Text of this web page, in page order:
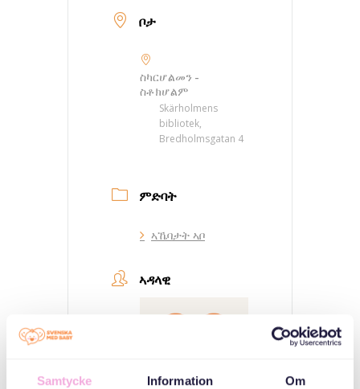
Samtycke Information Om
ቦታ
ስካርሆልመን -
ስቶክሆልም
Skärholmens
bibliotek,
Bredholmsgatan 4
ምድባት
ኣኼባታት ኣቦ
ኣዳላዊ